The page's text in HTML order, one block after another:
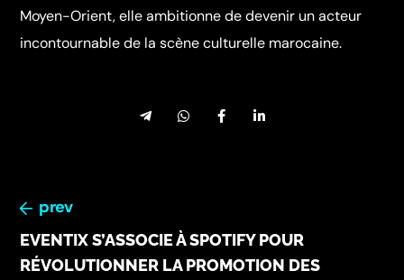
Moyen-Orient, elle ambitionne de devenir un acteur
incontournable de la scène culturelle marocaine.
prev
EVENTIX S’ASSOCIE À SPOTIFY POUR
RÉVOLUTIONNER LA PROMOTION DES